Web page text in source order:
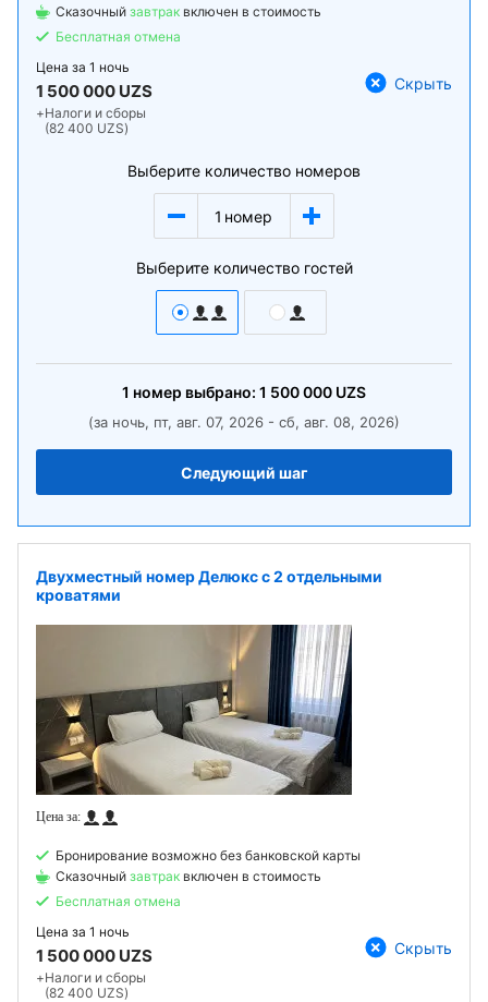
Сказочный завтрак включен в стоимость
Бесплатная отмена
Цена за 1 ночь
1 500 000 UZS
+Налоги и сборы
(82 400 UZS)
Скрыть
Выберите количество номеров
1 номер
Выберите количество гостей
1 номер выбрано: 1 500 000 UZS
(за ночь, пт, авг. 07, 2026 - сб, авг. 08, 2026)
Следующий шаг
Двухместный номер Делюкс с 2 отдельными
кроватями
Бронирование возможно без банковской карты
Сказочный завтрак включен в стоимость
Бесплатная отмена
Цена за 1 ночь
1 500 000 UZS
+Налоги и сборы
(82 400 UZS)
Скрыть